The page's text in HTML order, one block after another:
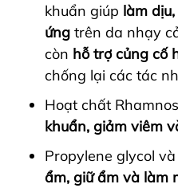
khuẩn giúp làm
ứng trên da nhạy
còn hỗ trợ củng cố
chống lại các tác
Hoạt chất
khuẩn, giảm viêm
Propylene glycol
ẩm, giữ ẩm và làm